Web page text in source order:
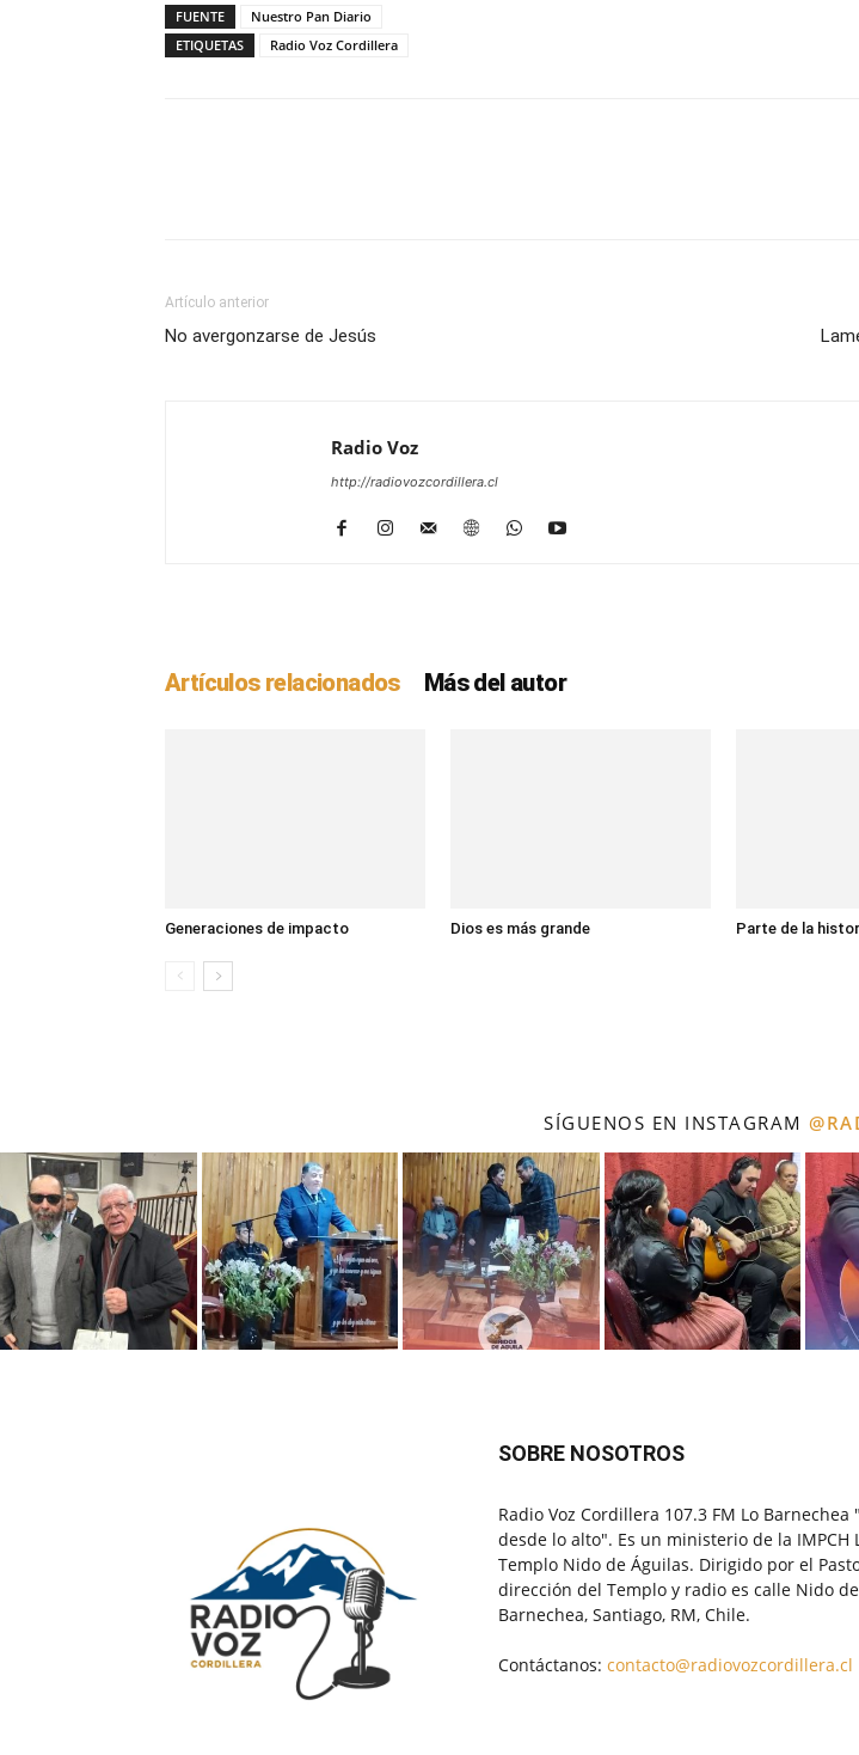
FUENTE
Nuestro Pan Diario
ETIQUETAS
Radio Voz Cordillera
Artículo anterior
No avergonzarse de Jesús
Radio Voz
http://radiovozcordillera.cl
Artículos relacionados Más del autor
Generaciones de impacto Dios es más grande Parte de la
SÍGUENOS EN INSTAGRAM
SOBRE NOSOTROS
Radio Voz Cordillera 107.3 FM Lo Barnechea
desde lo alto". Es un ministerio de la IMPCH
Templo Nido de Águilas. Dirigido por el
dirección del Templo y radio es calle Nido
Barnechea, Santiago, RM, Chile.
Contáctanos: contacto@radiovozcordillera.cl